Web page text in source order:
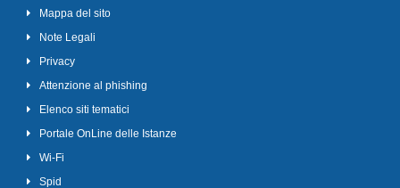
Mappa del sito
Note Legali
Privacy
Attenzione al phishing
Elenco siti tematici
Portale OnLine delle Istanze
Wi-Fi
Spid